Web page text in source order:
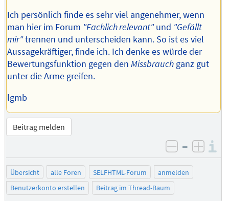
Ich persönlich finde es sehr viel angenehmer, wenn
man hier im Forum "Fachlich relevant"und "Gefällt
mir"trennen und unterscheiden kann. So ist es viel
Aussagekräftiger, finde ich. Ich denke es würde der
Bewertungsfunktion gegen denMissbrauch ganz gut
unter die Arme greifen.
lgmb
Beitrag melden
negativ
–
Übersicht alle Foren SELFHTML-Forum
anmelden
Benutzerkonto erstellen
Beitrag im Thread-Baum